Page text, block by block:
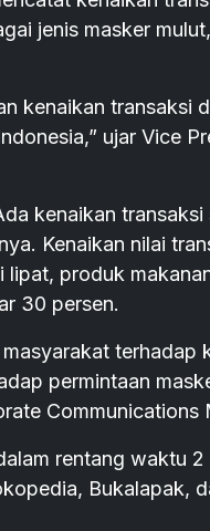
jenis masker
kenaikan
ujar Vice
kenaikan
Kenaikan nilai
produk
30 persen.
permintaan
rentang waktu
Bukalapak,